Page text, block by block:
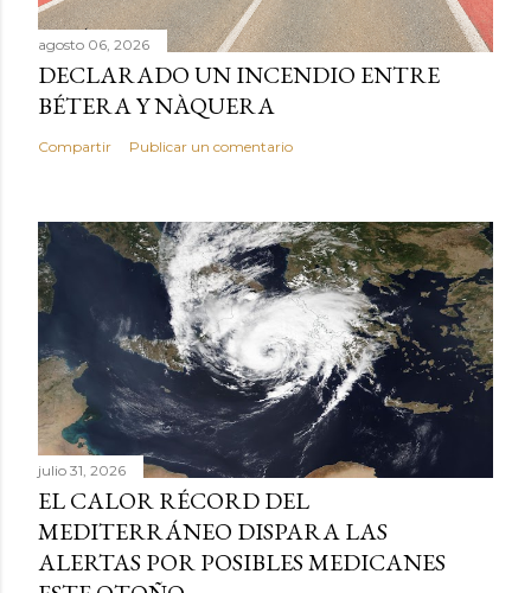
agosto 06, 2026
DECLARADO UN INCENDIO ENTRE
BÉTERA Y NÀQUERA
Compartir Publicar un comentario
julio 31, 2026
EL CALOR RÉCORD DEL
MEDITERRÁNEO DISPARA LAS
ALERTAS POR POSIBLES MEDICANES